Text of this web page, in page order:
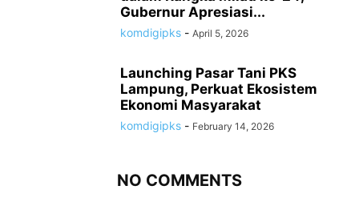
Gubernur Apresiasi...
komdigipks - April 5, 2026
Launching Pasar Tani PKS
Lampung, Perkuat Ekosistem
Ekonomi Masyarakat
komdigipks - February 14, 2026
NO COMMENTS